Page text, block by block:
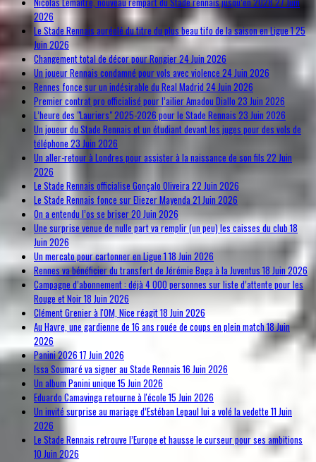
2026
Le Stade Rennais auréolé du titre du plus beau tifo de la saison en Ligue 125
Juin 2026
Changement total de décor pour Rongier24 Juin 2026
Un joueur Rennais condamné pour vols avec violence 24 Juin 2026
Rennes fonce sur un indésirable du Real Madrid 24 Juin 2026
Premier contrat pro officialisé pour l’ailier Amadou Diallo 23 Juin 2026
L’heure des "Lauriers" 2025-2026 pour le Stade Rennais 23 Juin 2026
Un joueur du Stade Rennais et un étudiant devant les juges pour des vols de
téléphone 23 Juin 2026
Un aller-retour à Londres pour assister à la naissance de son fils 22 Juin
2026
Le Stade Rennais officialise Gonçalo Oliveira 22 Juin 2026
Le Stade Rennais fonce sur Eliezer Mayenda21 Juin 2026
On a entendu l’os se briser20 Juin 2026
Une surprise venue de nulle part va remplir (un peu) les caisses du club18
Juin 2026
Un mercato pour cartonner en Ligue 118 Juin 2026
Rennes va bénéficier du transfert de Jérémie Boga à la Juventus18 Juin 2026
Campagne d’abonnement : déjà 4 000 personnes sur liste d’attente pour les
Rouge et Noir18 Juin 2026
Clément Grenier à l'OM, Nice réagit18 Juin 2026
Au Havre, une gardienne de 16 ans rouée de coups en plein match18 Juin
2026
Panini 2026 17 Juin 2026
Issa Soumaré va signer au Stade Rennais 16 Juin 2026
Un album Panini unique 15 Juin 2026
Eduardo Camavinga retourne à l'école 15 Juin 2026
Un invité surprise au mariage d’Estéban Lepaul lui a volé la vedette11 Juin
2026
Le Stade Rennais retrouve l’Europe et hausse le curseur pour ses ambitions
10 Juin 2026